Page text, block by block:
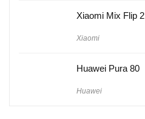
Xiaomi Mix Flip 2
Xiaomi
Huawei Pura 80
Huawei